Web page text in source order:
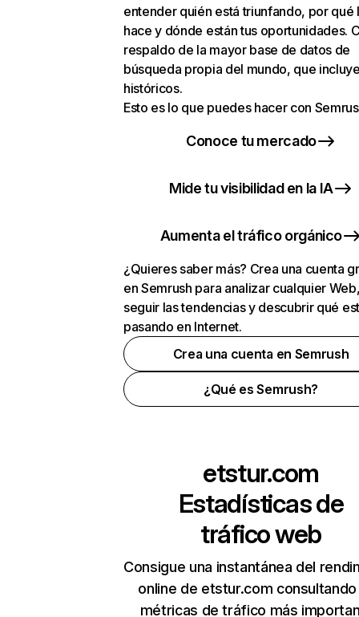
entender quién está triunfando, por qué
hace y dónde están tus oportunidades.
respaldo de la mayor base de datos de
búsqueda propia del mundo, que
históricos.
Esto es lo que puedes hacer con
Conoce tu mercado
Mide tu visibilidad en la IA
Aumenta el tráfico orgánico
¿Quieres saber más? Crea una cuenta
en Semrush para analizar cualquier
seguir las tendencias y descubrir qué
pasando en Internet.
Crea una cuenta en Semrush
¿Qué es Semrush?
etstur.com
Estadísticas de
tráfico web
Consigue una instantánea del
online de etstur.com
métricas de tráfico más